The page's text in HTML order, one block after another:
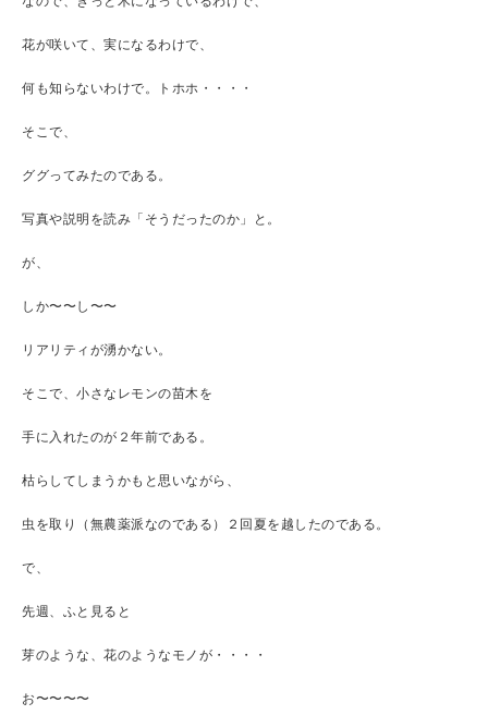
花が咲いて、実になるわけで、
何も知らないわけで。トホホ・・・・
そこで、
ググってみたのである。
写真や説明を読み「そうだったのか」と。
が、
しか〜〜し〜〜
リアリティが湧かない。
そこで、小さなレモンの苗木を
手に入れたのが２年前である。
枯らしてしまうかもと思いながら、
虫を取り（無農薬派なのである）２回夏を越したのである。
で、
先週、ふと見ると
芽のような、花のようなモノが・・・・
お〜〜〜〜